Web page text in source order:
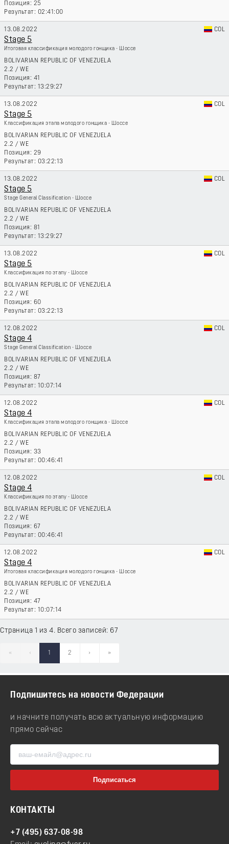
25
02:41:00
13.08.2022 COL
Stage 5
Итоговая классификация молодого гонщика - Шоссе
BOLIVARIAN REPUBLIC OF VENEZUELA
2.2 / WE
41
13:29:27
13.08.2022 COL
Stage 5
Классификация этапа молодого гонщика - Шоссе
BOLIVARIAN REPUBLIC OF VENEZUELA
2.2 / WE
29
03:22:13
13.08.2022 COL
Stage 5
Stage General Classification - Шоссе
BOLIVARIAN REPUBLIC OF VENEZUELA
2.2 / WE
81
13:29:27
13.08.2022 COL
Stage 5
Классификация по этапу - Шоссе
BOLIVARIAN REPUBLIC OF VENEZUELA
2.2 / WE
60
03:22:13
12.08.2022 COL
Stage 4
Stage General Classification - Шоссе
BOLIVARIAN REPUBLIC OF VENEZUELA
2.2 / WE
87
10:07:14
12.08.2022 COL
Stage 4
Классификация этапа молодого гонщика - Шоссе
BOLIVARIAN REPUBLIC OF VENEZUELA
2.2 / WE
33
00:46:41
12.08.2022 COL
Stage 4
Классификация по этапу - Шоссе
BOLIVARIAN REPUBLIC OF VENEZUELA
2.2 / WE
67
00:46:41
12.08.2022 COL
Stage 4
Итоговая классификация молодого гонщика - Шоссе
BOLIVARIAN REPUBLIC OF VENEZUELA
2.2 / WE
47
10:07:14
Страница 1 из 4. Всего записей: 67
« ‹ 1 2 › »
Подпишитесь на новости Федерации
и начните получать всю актуальную информацию
прямо сейчас
КОНТАКТЫ
+7 (495) 637-08-98